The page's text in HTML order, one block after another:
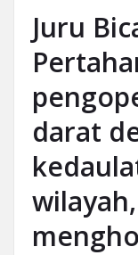
Juru
darat